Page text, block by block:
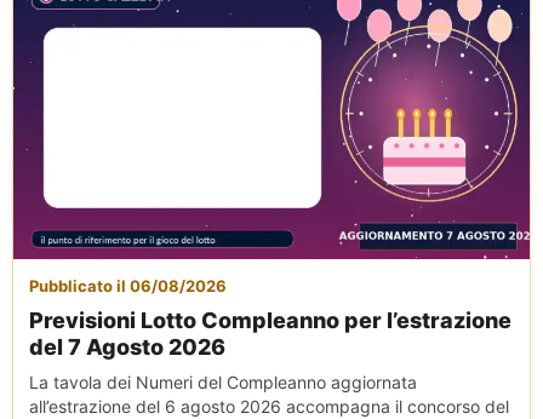
Pubblicato il 06/08/2026
Previsioni Lotto Compleanno per l’estrazione
del 7 Agosto 2026
La tavola dei Numeri del Compleanno aggiornata
all’estrazione del 6 agosto 2026 accompagna il concorso del